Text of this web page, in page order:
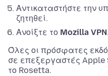
Αντικαταστήστε την
ζητηθεί.
Ανοίξτε το Mozilla VPN.
Όλες οι πρόσφατες
σε επεξεργαστές Apple
το Rosetta.